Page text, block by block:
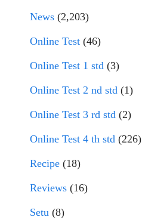
News (2,203)
Online Test (46)
Online Test 1 std (3)
Online Test 2 nd std (1)
Online Test 3 rd std (2)
Online Test 4 th std (226)
Recipe (18)
Reviews (16)
Setu (8)